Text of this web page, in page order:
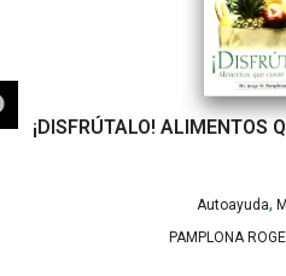
¡DISFRÚTALO! ALIMENTOS
Autoayuda,
PAMPLONA